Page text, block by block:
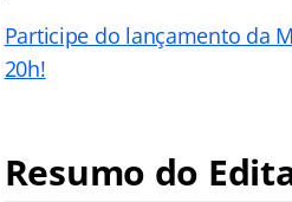
Participe do lançamento da
20h!
Resumo do